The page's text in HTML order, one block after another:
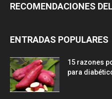
RECOMENDACIONES
ENTRADAS POPULARES
15 razones
para